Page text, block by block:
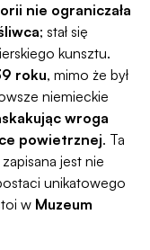
nie ograniczała
; stał się
kunsztu.
roku, mimo że był
niemieckie
wroga
powietrznej. Ta
jest nie
unikatowego
w Muzeum